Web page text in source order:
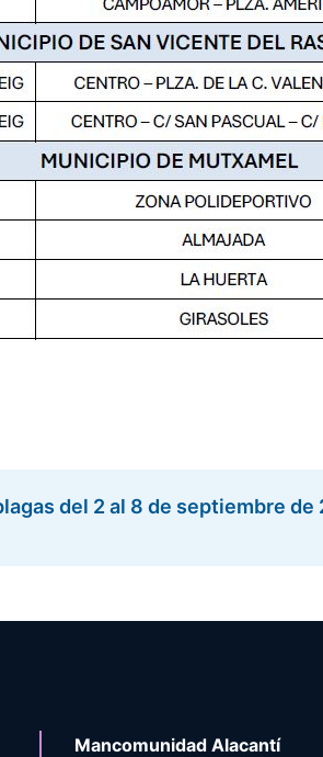
del 2 al 8 de septiembre de
Mancomunidad Alacantí